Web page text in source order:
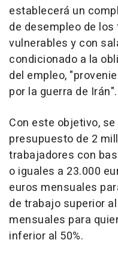
establecerá un
de desempleo de los
vulnerables y con
condicionado a la
del empleo,
por la guerra de Irán".
Con este objetivo,
presupuesto de 2
trabajadores con
o iguales a 23.000
euros mensuales
de trabajo superior
mensuales para
inferior al 50%.